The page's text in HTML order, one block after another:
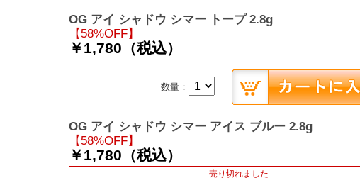
OG アイ シャドウ シマー トープ 2.8g
【58%OFF】
￥1,780（税込）
数量：
OG アイ シャドウ シマー アイス ブルー 2.8g
【58%OFF】
￥1,780（税込）
売り切れました